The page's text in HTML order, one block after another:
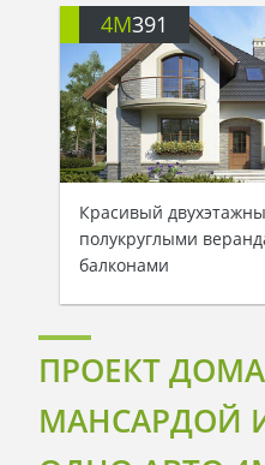
4M391
Красивый
полукруглыми
балконами
ПРОЕКТ
МАНСАРДОЙ